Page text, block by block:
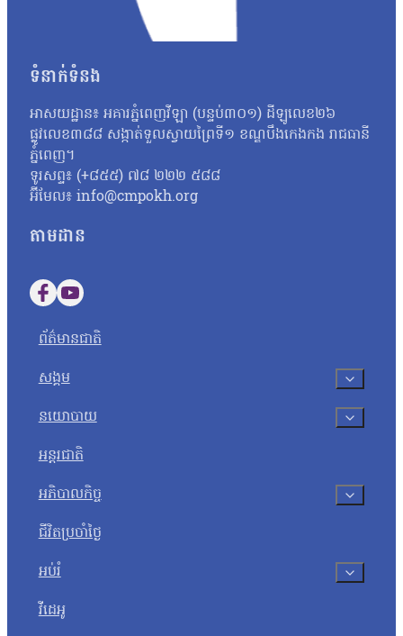
បន្ថែមទៀតតាមរយៈធនធានដែលមាន ប៉ុន្តែរហូតមកដល់ពេលនេះមិនទ
នេះនឹងត្រូវទទួលទោសទណ្ឌទៅតាមវិធានដែលបានចែង។ ជុំវិញករណីន
ប្រឡងដែលបានខិតខំរៀនសូត្រអាចបាក់ទឹកចិត្ត។ តែយ៉ាងណា លោកសំណូ
ហើយហ្នឹង ខ្ញុំថាទោះយ៉ាងណាយើងត្រូវតែមានមទោនភាពចំពោះអ្វីដែល
ហើយបើថាឯកសារនោះមានការបែកធ្លាយមែន នោះក្រសួងគួរតែគិតថា
កម្ពុជាឯករាជ្យ អ្នកស្រី អ៊ុក ឆាយ៉ាវី ស្នើដល់ក្រសួងអប់រំ យុវជន និងកី
អ្នកស្រីថា៖ «ប្រសិនបើឃើញបែកធ្លាយវិញ្ញាសា ក្រសួងអប់រំក៏ដូចជាអង្
សូត្របានទេ គួរតែបញ្ជាក់វិញបញ្ជាក់ប្រាប់វិញថា អញ្ចេះអញ្ចោះវិញ
ប្រឡងសញ្ញាបត្រមធ្យមសិក្សាទុតិយភូមិ សម័យប្រឡង ២៨ សីហា ២០២
បេក្ខជនថ្នាក់វិទ្យាសាស្ត្រចំនួនជាង៤ម៉ឺននាក់ (៤០ ៦៧៨ នាក់) ស្ត្រី
ទំនាក់ទំនង
អាសយដ្ឋាន៖ អគារភ្នំពេញវីឡា (បន្ទប់៣០១) ដីឡូលេខ២៦
ផ្លូវលេខ៣៨៨ សង្កាត់ទួលស្វាយព្រៃទី១ ខណ្ឌបឹងកេងកង រាជធានី
ភ្នំពេញ។
ទូរសព្ទ៖ (+៨៥៥) ៧៨ ២២២ ៥៨៨
អ៊ីមែល៖ info@cmpokh.org
តាមដាន
Follow us on Facebook
Follow us on YouTube
ព័ត៌មានជាតិ
សង្គម
នយោបាយ
អន្តរជាតិ
អភិបាលកិច្ច
ជីវិតប្រចាំថ្ងៃ
អប់រំ
វីដេអូ